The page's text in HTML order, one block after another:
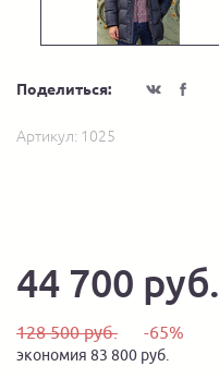
Поделиться:
Артикул: 1025
44 700 руб.
128 500 руб. -65%
экономия 83 800 руб.